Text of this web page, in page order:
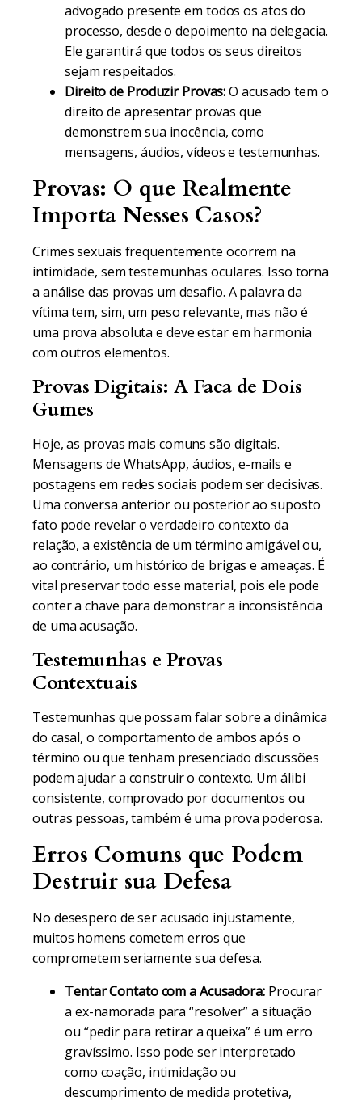
advogado presente em todos os atos do
processo, desde o depoimento na delegacia.
Ele garantirá que todos os seus direitos
sejam respeitados.
Direito de Produzir Provas:O acusado tem o
direito de apresentar provas que
demonstrem sua inocência, como
mensagens, áudios, vídeos e testemunhas.
Provas: O que Realmente
Importa Nesses Casos?
Crimes sexuais frequentemente ocorrem na
intimidade, sem testemunhas oculares. Isso torna
a análise das provas um desafio. A palavra da
vítima tem, sim, um peso relevante, mas não é
uma prova absoluta e deve estar em harmonia
com outros elementos.
Provas Digitais: A Faca de Dois
Gumes
Hoje, as provas mais comuns são digitais.
Mensagens de WhatsApp, áudios, e-mails e
postagens em redes sociais podem ser decisivas.
Uma conversa anterior ou posterior ao suposto
fato pode revelar o verdadeiro contexto da
relação, a existência de um término amigável ou,
ao contrário, um histórico de brigas e ameaças. É
vital preservar todo esse material, pois ele pode
conter a chave para demonstrar a inconsistência
de uma acusação.
Testemunhas e Provas
Contextuais
Testemunhas que possam falar sobre a dinâmica
do casal, o comportamento de ambos após o
término ou que tenham presenciado discussões
podem ajudar a construir o contexto. Um álibi
consistente, comprovado por documentos ou
outras pessoas, também é uma prova poderosa.
Erros Comuns que Podem
Destruir sua Defesa
No desespero de ser acusado injustamente,
muitos homens cometem erros que
comprometem seriamente sua defesa.
Tentar Contato com a Acusadora:Procurar
a ex-namorada para “resolver” a situação
ou “pedir para retirar a queixa” é um erro
gravíssimo. Isso pode ser interpretado
como coação, intimidação ou
descumprimento de medida protetiva,